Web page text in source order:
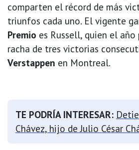
comparten el récord de más
triunfos cada uno. El vigente
Premio es Russell, quien el
racha de tres victorias
Verstappen en Montreal.
TE PODRÍA INTERESAR:
Chávez, hijo de Julio César